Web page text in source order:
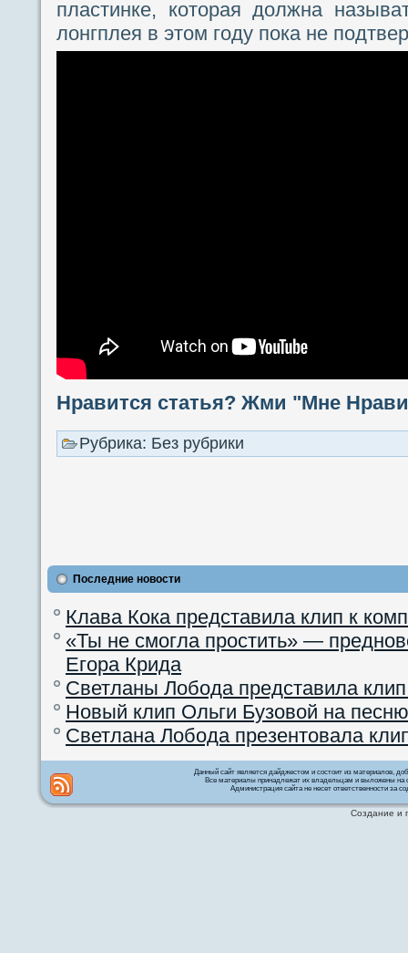
пластинке, которая должна
лонгплея в этом году пока не
Нравится статья? Жми "Мне
Рубрика: Без рубрики
Последние новости
Клава Кока представила клип к
«Ты не смогла простить» —
Егора Крида
Светланы Лобода представила
Новый клип Ольги Бузовой на
Светлана Лобода презентовала
Данный сайт является дайджестом и состоит из материалов,
Все материалы принадлежат их владельцам и выложены на
Администрация сайта не несет ответственности за
Создание и